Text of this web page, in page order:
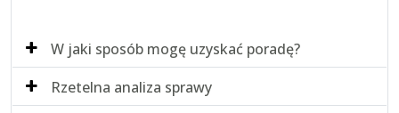
W jaki sposób mogę uzyskać poradę?
Rzetelna analiza sprawy